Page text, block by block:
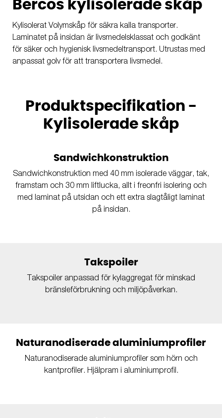
Bercos kylisolerade skåp
Kylisolerat Volymskåp för säkra kalla transporter.
Laminatet på insidan är livsmedelsklassat och godkänt
för säker och hygienisk livsmedeltransport. Utrustas med
anpassat golv för att transportera livsmedel.
Produktspecifikation -
Kylisolerade skåp
Sandwichkonstruktion
Sandwichkonstruktion med 40 mm isolerade väggar, tak,
framstam och 30 mm liftlucka, allt i freonfri isolering och
med laminat på utsidan och ett extra slagtåligt laminat
på insidan.
Takspoiler
Takspoiler anpassad för kylaggregat för minskad
bränsleförbrukning och miljöpåverkan.
Naturanodiserade aluminiumprofiler
Naturanodiserade aluminiumprofiler som hörn och
kantprofiler. Hjälpram i aluminiumprofil.